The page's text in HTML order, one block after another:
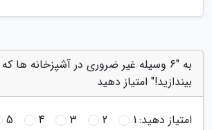
به "6 وسیله غیر ضروری در آشپزخانه ها
بیندازید!" امتیاز دهید
امتیاز دهید:1
2
3
4
5